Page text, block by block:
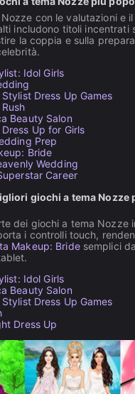
con le valutazioni e
includono titoli incentrati
la coppia e sulla
Idol Girls
Dress Up Games
Beauty Salon
Up for Girls
Prep
Bride
Wedding
Career
giochi a tema Nozze
dei giochi a tema Nozze
i controlli touch,
Makeup: Bridesemplici
Idol Girls
Beauty Salon
Dress Up Games
Dress Up